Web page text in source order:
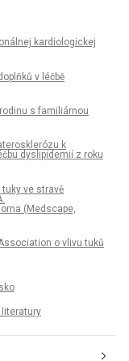
kardiologickej
v léčbě
s familiárnou
k
dyslipidemií z roku
ve stravě
(Medscape,
o vlivu tuků